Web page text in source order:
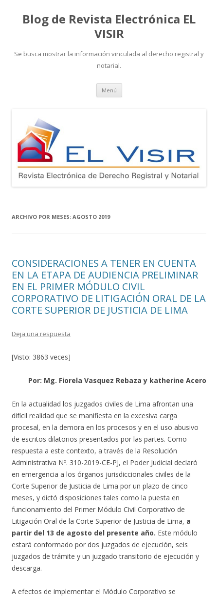
Blog de Revista Electrónica EL
VISIR
Se busca mostrar la información vinculada al derecho registral y
notarial.
Menú Ir
contenido
ARCHIVO POR MESES: AGOSTO 2019
CONSIDERACIONES A TENER EN CUENTA
EN LA ETAPA DE AUDIENCIA PRELIMINAR
EN EL PRIMER MÓDULO CIVIL
CORPORATIVO DE LITIGACIÓN ORAL DE LA
CORTE SUPERIOR DE JUSTICIA DE LIMA
Deja una respuesta
[Visto: 3863 veces]
Por: Mg. Fiorela Vasquez Rebaza y katherine Acero
En la actualidad los juzgados civiles de Lima afrontan una
difícil realidad que se manifiesta en la excesiva carga
procesal, en la demora en los procesos y en el uso abusivo
de escritos dilatorios presentados por las partes. Como
respuesta a este contexto, a través de la Resolución
Administrativa Nº. 310-2019-CE-PJ, el Poder Judicial declaró
en emergencia a los órganos jurisdiccionales civiles de la
Corte Superior de Justicia de Lima por un plazo de cinco
meses, y dictó disposiciones tales como la puesta en
funcionamiento del Primer Módulo Civil Corporativo de
Litigación Oral de la Corte Superior de Justicia de Lima, a
partir del 13 de agosto del presente año. Este módulo
estará conformado por dos juzgados de ejecución, seis
juzgados de trámite y un juzgado transitorio de ejecución y
descarga.
A efectos de implementar el Módulo Corporativo se